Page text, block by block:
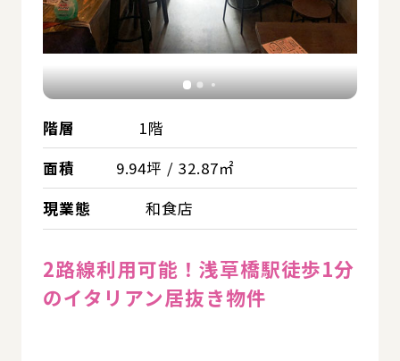
階層
1階
面積
9.94坪 / 32.87㎡
現業態
和食店
2路線利用可能！浅草橋駅徒歩1分
のイタリアン居抜き物件